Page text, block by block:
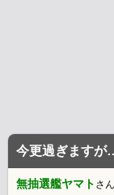
今更過ぎますが
無抽選艦ヤマト さん